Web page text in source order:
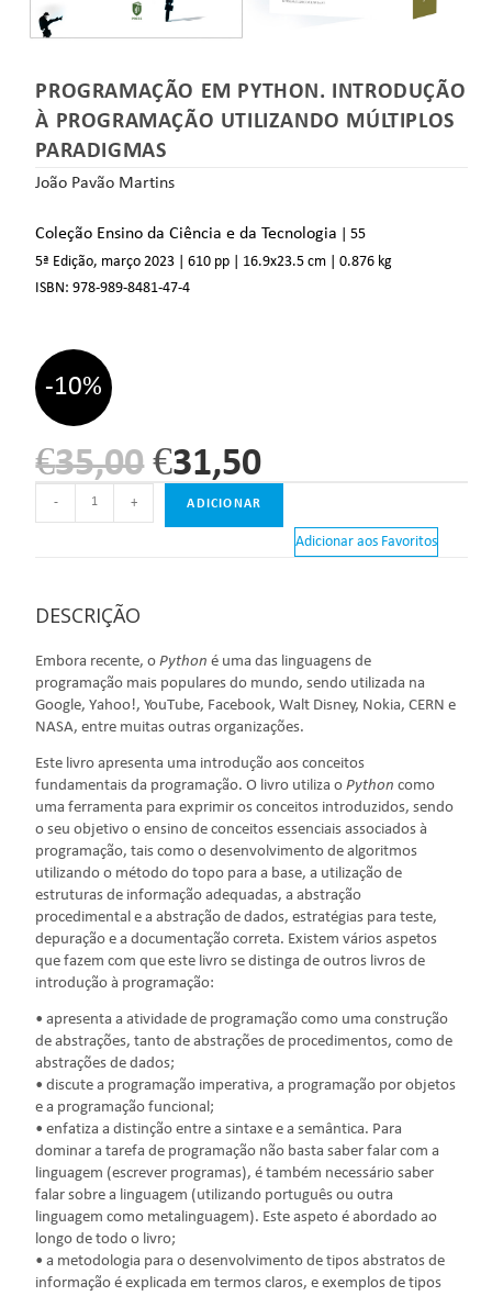
PROGRAMAÇÃO EM PYTHON. INTRODUÇÃO
À PROGRAMAÇÃO UTILIZANDO MÚLTIPLOS
PARADIGMAS
João Pavão Martins
Coleção Ensino da Ciência e da Tecnologia | 55
5ª Edição, março 2023 | 610 pp | 16.9x23.5 cm | 0.876 kg
ISBN:978-989-8481-47-4
-10%
€35,00 €31,50
- + ADICIONAR
Adicionar aos Favoritos
DESCRIÇÃO
Embora recente, oPython é uma das linguagens de
programação mais populares do mundo, sendo utilizada na
Google, Yahoo!, YouTube, Facebook, Walt Disney, Nokia, CERN e
NASA, entre muitas outras organizações.
Este livro apresenta uma introdução aos conceitos
fundamentais da programação. O livro utiliza oPython como
uma ferramenta para exprimir os conceitos introduzidos, sendo
o seu objetivo o ensino de conceitos essenciais associados à
programação, tais como o desenvolvimento de algoritmos
utilizando o método do topo para a base, a utilização de
estruturas de informação adequadas, a abstração
procedimental e a abstração de dados, estratégias para teste,
depuração e a documentação correta. Existem vários aspetos
que fazem com que este livro se distinga de outros livros de
introdução à programação:
• apresenta a atividade de programação como uma construção
de abstrações, tanto de abstrações de procedimentos, como de
abstrações de dados;
• discute a programação imperativa, a programação por objetos
e a programação funcional;
• enfatiza a distinção entre a sintaxe e a semântica. Para
dominar a tarefa de programação não basta saber falar com a
linguagem (escrever programas), é também necessário saber
falar sobre a linguagem (utilizando português ou outra
linguagem como metalinguagem). Este aspeto é abordado ao
longo de todo o livro;
• a metodologia para o desenvolvimento de tipos abstratos de
informação é explicada em termos claros, e exemplos de tipos